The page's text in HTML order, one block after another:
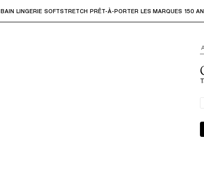
accéder aux sous-menus et "Flèche haut" ou
BAIN LINGERIE SOFTSTRETCH PRÊT-À-PORTER LES MARQUES 150